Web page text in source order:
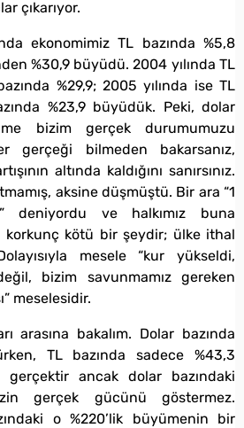
çıkarıyor.
ekonomimiz TL bazında %5,8
%30,9 büyüdü. 2004 yılında TL
%29,9; 2005 yılında ise TL
%23,9 büyüdük. Peki, dolar
bizim gerçek durumumuzu
gerçeği bilmeden bakarsanız,
altında kaldığını sanırsınız.
aksine düşmüştü. Bir ara “1
deniyordu ve halkımız buna
korkunç kötü bir şeydir; ülke ithal
mesele “kur yükseldi,
bizim savunmamız gereken
meselesidir.
arasına bakalım. Dolar bazında
TL bazında sadece %43,3
ancak dolar bazındaki
gerçek gücünü göstermez.
o %220’lik büyümenin bir